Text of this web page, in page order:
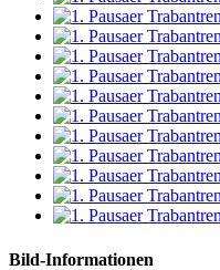
Bild-Informationen